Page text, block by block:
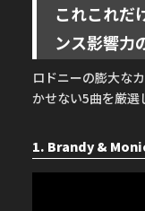
これこれだ
ンス影響力
ロドニーの膨大な
かせない5曲を厳選
1. Brandy &